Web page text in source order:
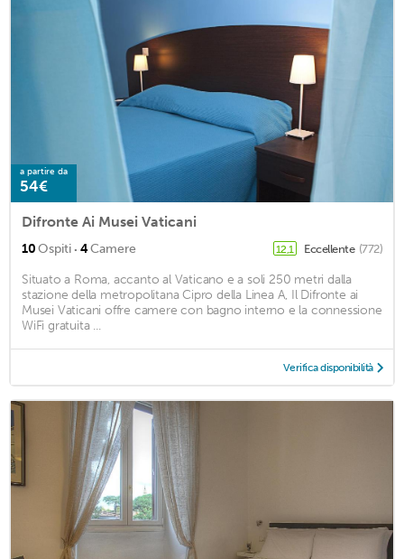
a partire da
54€
Difronte Ai Musei Vaticani
10Ospiti · 4Camere 12,1 Eccellente (772)
Situato a Roma, accanto al Vaticano e a soli 250 metri dalla
stazione della metropolitana Cipro della Linea A, Il Difronte ai
Musei Vaticani offre camere con bagno interno e la connessione
WiFi gratuita ...
Verifica disponibilità